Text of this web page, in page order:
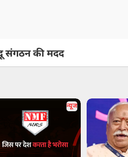
संगठन की मदद
न्यूज